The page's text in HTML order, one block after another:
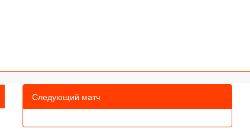
Следующий матч